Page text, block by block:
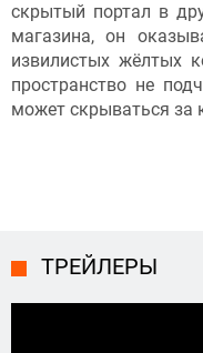
скрытый портал в
магазина, он
извилистых жёлтых
пространство не
может скрываться
ТРЕЙЛЕРЫ